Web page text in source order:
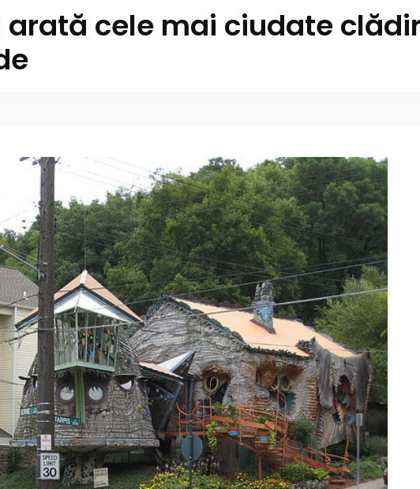
cele mai ciudate